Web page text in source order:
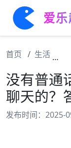
爱
首页 生活
没有普通
聊天的？
发布时间：2025-